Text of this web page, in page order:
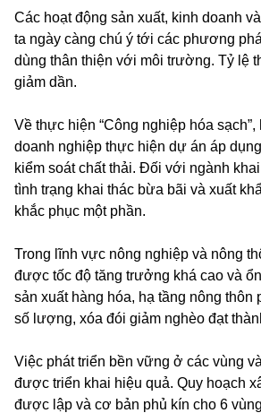
Các hoạt động sản xuất, kinh doanh
ta ngày càng chú ý tới các phương
dùng thân thiện với môi trường. Tỷ lệ
giảm dần.
Về thực hiện “Công nghiệp hóa
doanh nghiệp thực hiện dự án áp
kiểm soát chất thải. Đối với ngành
tình trạng khai thác bừa bãi và xuất
khắc phục một phần.
Trong lĩnh vực nông nghiệp và nông
được tốc độ tăng trưởng khá cao và
sản xuất hàng hóa, hạ tầng nông thôn
số lượng, xóa đói giảm nghèo đạt
Việc phát triển bền vững ở các vùng
được triển khai hiệu quả. Quy hoạch
được lập và cơ bản phủ kín cho 6